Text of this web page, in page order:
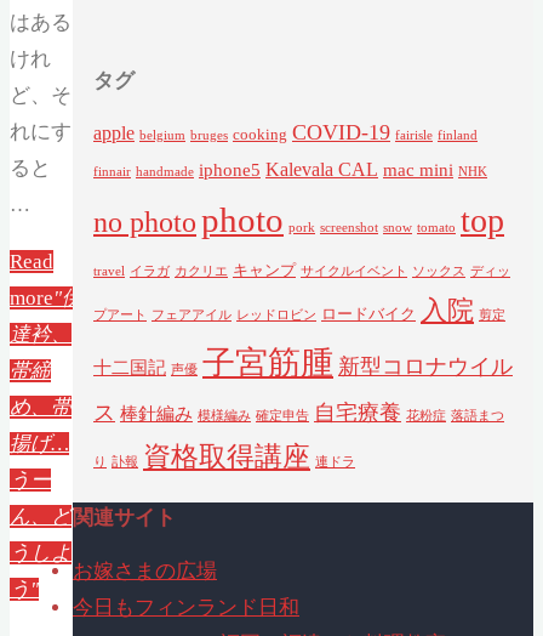
はある
けれ
ど、そ
れにす
ると
…
Read
more"伊
達衿、
帯締
め、帯
揚げ…
うー
ん、ど
うしよ
う"
タグ
apple belgium bruges cooking COVID-19 fairisle finland
finnair handmade iphone5 Kalevala CAL mac mini NHK
no photophoto pork screenshot snow tomato top
travel イラガ カクリエ キャンプ サイクルイベント ソックス ディッ
プアート フェアアイル レッドロビン ロードバイク 入院 剪定
十二国記 声優 子宮筋腫 新型コロナウイル
ス 棒針編み 模様編み 確定申告 自宅療養 花粉症 落語まつ
り 訃報 資格取得講座 連ドラ
関連サイト
お嫁さまの広場
今日もフィンランド日和